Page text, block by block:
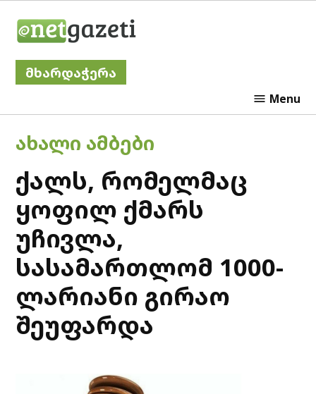
მხარდაჭერა
Menu
POSTED
IN
ᲐᲮᲐᲚᲘ ᲐᲛᲑᲔᲑᲘ
ქალს, რომელმაც
ყოფილ ქმარს
უჩივლა,
სასამართლომ 1000-
ლარიანი გირაო
შეუფარდა